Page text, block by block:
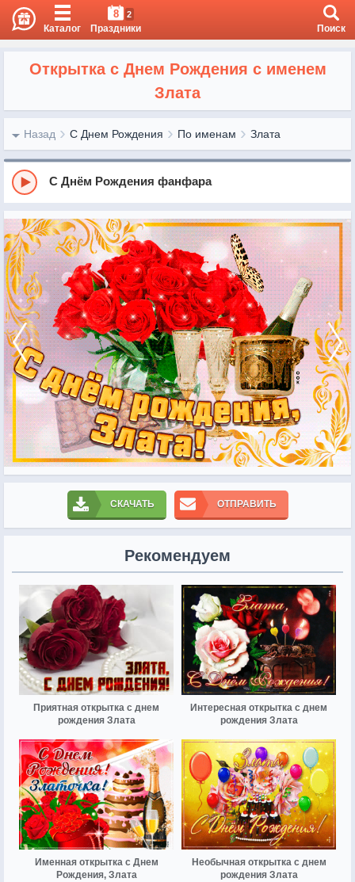
Каталог
8 2
Праздники Поиск
Открытка с Днем Рождения с именем
Злата
Назад С Днем Рождения По именам Злата
С Днём Рождения фанфара
СКАЧАТЬ ОТПРАВИТЬ
Рекомендуем
Приятная открытка с днем
рождения Злата
Интересная открытка с днем
рождения Злата
Именная открытка с Днем
Рождения, Злата
Необычная открытка с днем
рождения Злата